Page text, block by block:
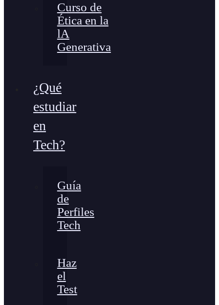
Curso de
Ética en la
lA
Generativa
¿Qué
estudiar
en
Tech?
Guía
de
Perfiles
Tech
Haz
el
Test